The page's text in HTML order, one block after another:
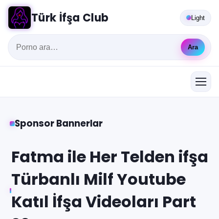
Türk İfşa Club
Ara
Light
Sponsor Bannerlar
Fatma ile Her Telden ifşa
Türbanlı Milf Youtube
Katıl İfşa Videoları Part